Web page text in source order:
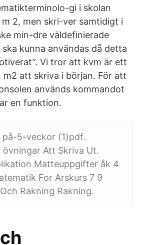
gi i skolan
2, men skri-ver samtidigt i
min-dre väldefinierade
kunna användas då detta
Vi tror att kvm är ett
att skriva i början. För att
används kommandot
en funktion.
på-5-veckor (1)pdf.
Att Skriva Ut.
Matteuppgifter åk 4
For Arskurs 7 9
Rakning Rakning.